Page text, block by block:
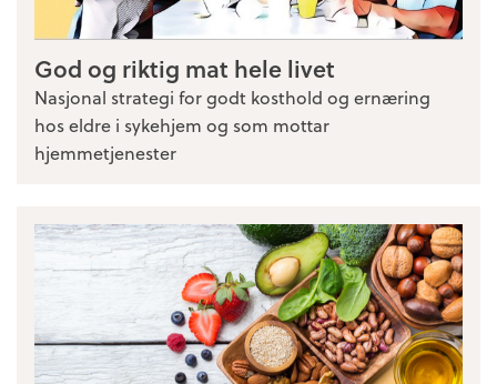
God og riktig mat hele livet
Nasjonal strategi for godt kosthold og ernæring
hos eldre i sykehjem og som mottar
hjemmetjenester